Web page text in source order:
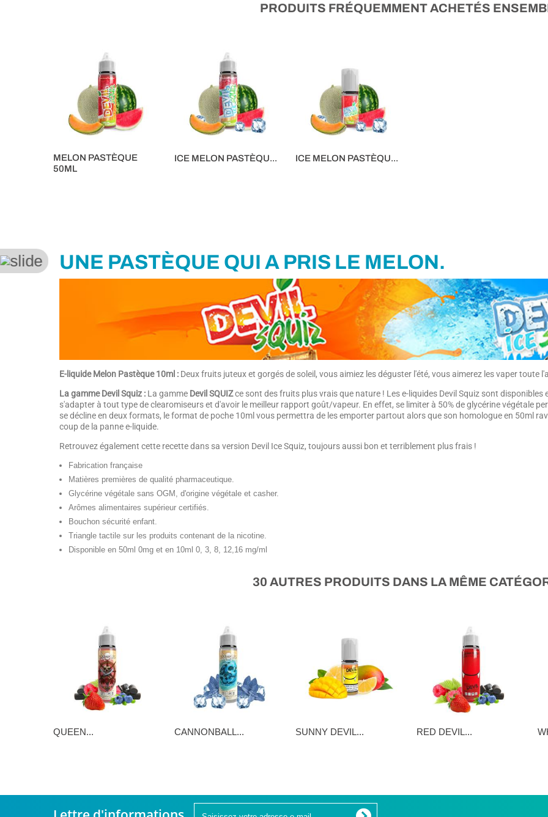
PRODUITS FRÉQUEMMENT ACHETÉS
MELON PASTÈQUE
50ML
ICE MELON PASTÈQU... ICE MELON PASTÈQU...
UNE PASTÈQUE QUI A PRIS LE MELON.
E-liquide Melon Pastèque 10ml : Deux fruits juteux et gorgés de soleil, vous aimiez les déguster l'été, vous aimerez les vaper toute
La gamme Devil Squiz : La gamme Devil SQUIZce sont des fruits plus vrais que nature ! Les e-liquides Devil Squiz sont disponibles
s'adapter à tout type de clearomiseurs et d'avoir le meilleur rapport goût/vapeur. En effet, se limiter à 50% de glycérine végétale
se décline en deux formats, le format de poche 10ml vous permettra de les emporter partout alors que son homologue en 50ml
coup de la panne e-liquide.
Retrouvez également cette recette dans sa version Devil Ice Squiz, toujours aussi bon et terriblement plus frais !
Fabrication française
Matières premières de qualité pharmaceutique.
Glycérine végétale sans OGM, d'origine végétale et casher.
Arômes alimentaires supérieur certifiés.
Bouchon sécurité enfant.
Triangle tactile sur les produits contenant de la nicotine.
Disponible en 50ml 0mg et en 10ml 0, 3, 8, 12,16 mg/ml
30 AUTRES PRODUITS DANS LA MÊME
QUEEN... CANNONBALL... SUNNY DEVIL... RED DEVIL...